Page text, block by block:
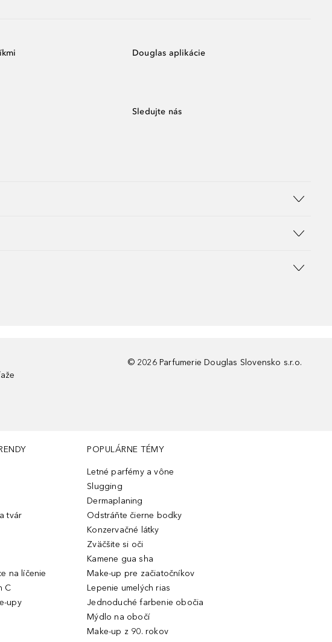
Douglas aplikácie
Sledujte nás
© 2026 Parfumerie Douglas Slovensko s.r.o.
tvár
na líčenie
C
upy
POPULÁRNE TÉMY
Letné parfémy a vône
Slugging
Dermaplaning
Odstráňte čierne bodky
Konzervačné látky
Zväčšite si oči
Kamene gua sha
Make-up pre začiatočníkov
Lepenie umelých rias
Jednoduché farbenie obočia
Mýdlo na obočí
Make-up z 90. rokov